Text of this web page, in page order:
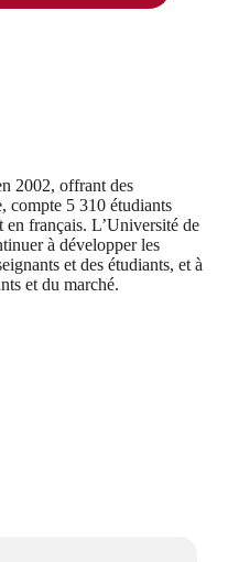
2002, offrant des
compte 5 310 étudiants
en français. L’Université de
à développer les
et des étudiants, et à
et du marché.